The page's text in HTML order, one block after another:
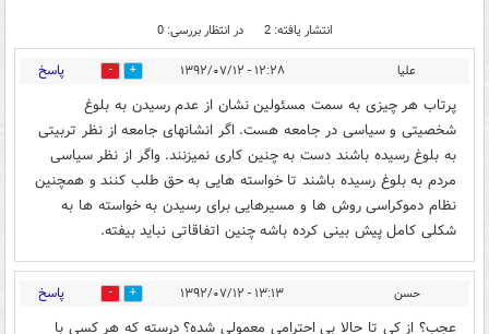
انتشار یافته: 2 در انتظار بررسی: 0
علیا ۱۲:۲۸ - ۱۳۹۲/۰۷/۱۲ 0 پاسخ
پرتاب هر چیزی به سمت مسئولین نشان از عدم رسیدن به بلوغ
شخصیتی و سیاسی در جامعه هست. اگر انشانهای جامعه از نظر تربیتی
به بلوغ رسیده باشند دست به چنین کاری نمیزنند. واگر از نظر سیاسی
مردم به بلوغ رسیده باشند تا خواسته هایی به حق طلب کنند و همچنین
نظام دموکراسی روش ها و مسیرهایی برای رسیدن به خواسته ها به
شکلی کامل پیش بینی کرده باشه چنین اتفاقاتی نباید بیفته.
حسن ۱۳:۱۳ - ۱۳۹۲/۰۷/۱۲ 0 پاسخ
عجب؟ از کی تا حالا بی احترامی معمولی شده؟ درسته که هر کسی با